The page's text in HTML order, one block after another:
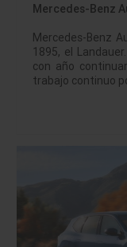
Mercedes-Benz
Mercedes-Benz
1895, el
con año
trabajo continuo